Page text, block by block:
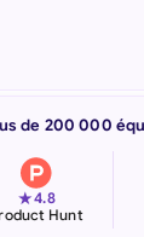
de 200 000
★4.8
Hunt